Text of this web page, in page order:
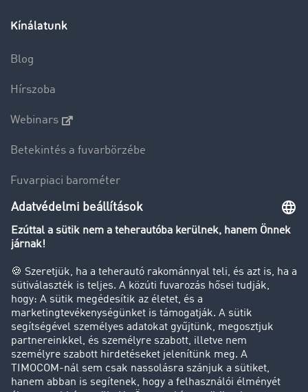
Kínálatunk
Blog
Hírszoba
Webinars
Betekintés a fuvarbörzébe
Fuvarpiaci barométer
Transzportlexikon
Tehergépkocsi-forgalomkorlátozás
Cég
Sikertörténetek
Ügyfél hoz ügyfelet
Jogi információk